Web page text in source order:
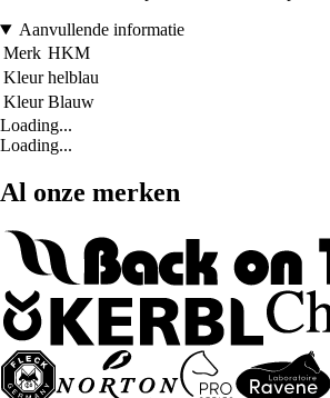
Aanvullende informatie
Merk HKM
Kleur helblau
Kleur Blauw
Loading...
Loading...
Al onze merken